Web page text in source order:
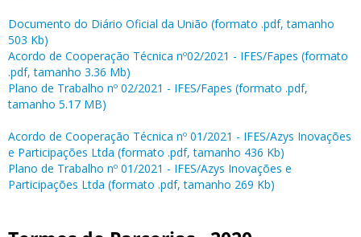
Documento do Diário Oficial da União (formato .pdf, tamanho
503 Kb)
Acordo de Cooperação Técnica nº02/2021 - IFES/Fapes (formato
.pdf, tamanho 3.36 Mb)
Plano de Trabalho nº 02/2021 - IFES/Fapes (formato .pdf,
tamanho 5.17 MB)
Acordo de Cooperação Técnica nº 01/2021 - IFES/Azys Inovações
e Participações Ltda (formato .pdf, tamanho 436 Kb)
Plano de Trabalho nº 01/2021 - IFES/Azys Inovações e
Participações Ltda (formato .pdf, tamanho 269 Kb)